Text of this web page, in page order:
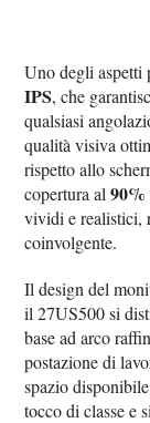
Uno degli
IPS, che
qualsiasi
qualità visiva
rispetto allo
copertura al90%
vividi e realistici,
coinvolgente.
Il design del
il 27US500 si
base ad arco
postazione di
spazio
tocco di classe e